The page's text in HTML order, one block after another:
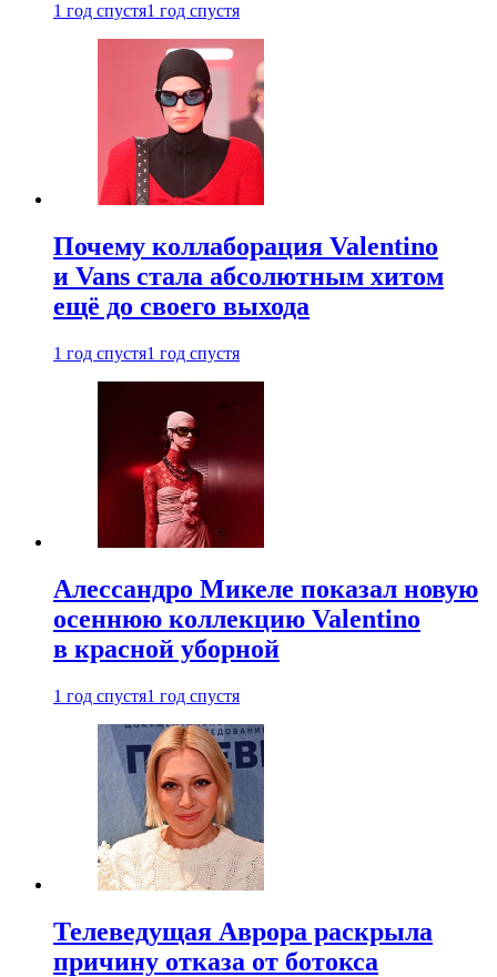
1 год спустя1 год спустя
Почему коллаборация Valentino
и Vans стала абсолютным хитом
ещё до своего выхода
1 год спустя1 год спустя
Алессандро Микеле показал новую
осеннюю коллекцию Valentino
в красной уборной
1 год спустя1 год спустя
Телеведущая Аврора раскрыла
причину отказа от ботокса